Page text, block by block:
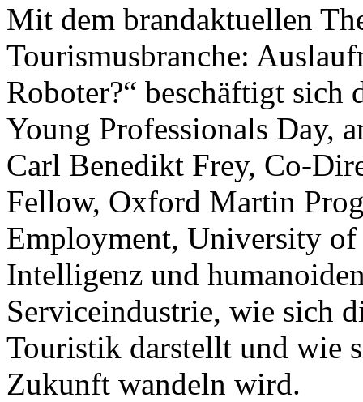
Mit dem brandaktuellen
Tourismusbranche:
Roboter?“ beschäftigt sich
Young Professionals Day,
Carl Benedikt Frey, Co-
Fellow, Oxford Martin
Employment, University
Intelligenz und
Serviceindustrie, wie sich
Touristik darstellt und wie
Zukunft wandeln wird.